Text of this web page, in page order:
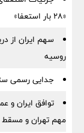
«۲۸ بار استعفا»
سهم ایران از
روسیه
جدایی رسمی
توافق ایران و
مهم تهران و مسقط